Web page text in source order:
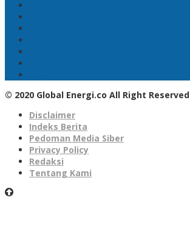
© 2020 Global Energi.co All Right Reserved
Disclaimer
Indeks Berita
Pedoman Media Siber
Privacy Policy
Redaksi
Tentang Kami